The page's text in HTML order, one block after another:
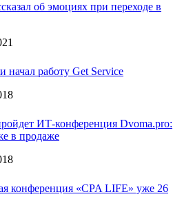
об эмоциях при переходе в
начал работу Get Service
ИТ-конференция Dvoma.pro:
в продаже
конференция «CPA LIFE» уже 26